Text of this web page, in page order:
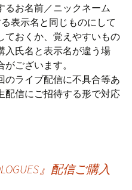
るお名前／ニックネーム
表示名と同じものにして
ておくか、覚えやすいもの
入氏名と表示名が違う場
ございます。
のライブ配信に不具合等あ
配信にご招待する形で対応
』配信ご購入